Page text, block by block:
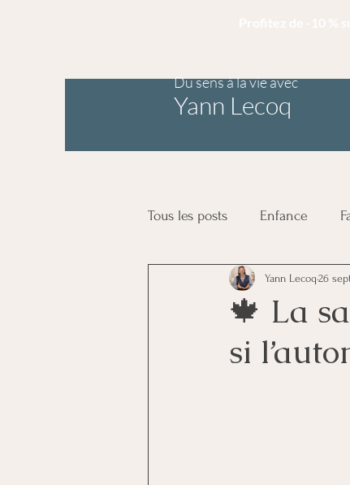
Du sens à la vie avec
Yann Lecoq
Tous les posts Enfance
L'horoscope du coach
🍁 La
si
Yann Lecoq 26